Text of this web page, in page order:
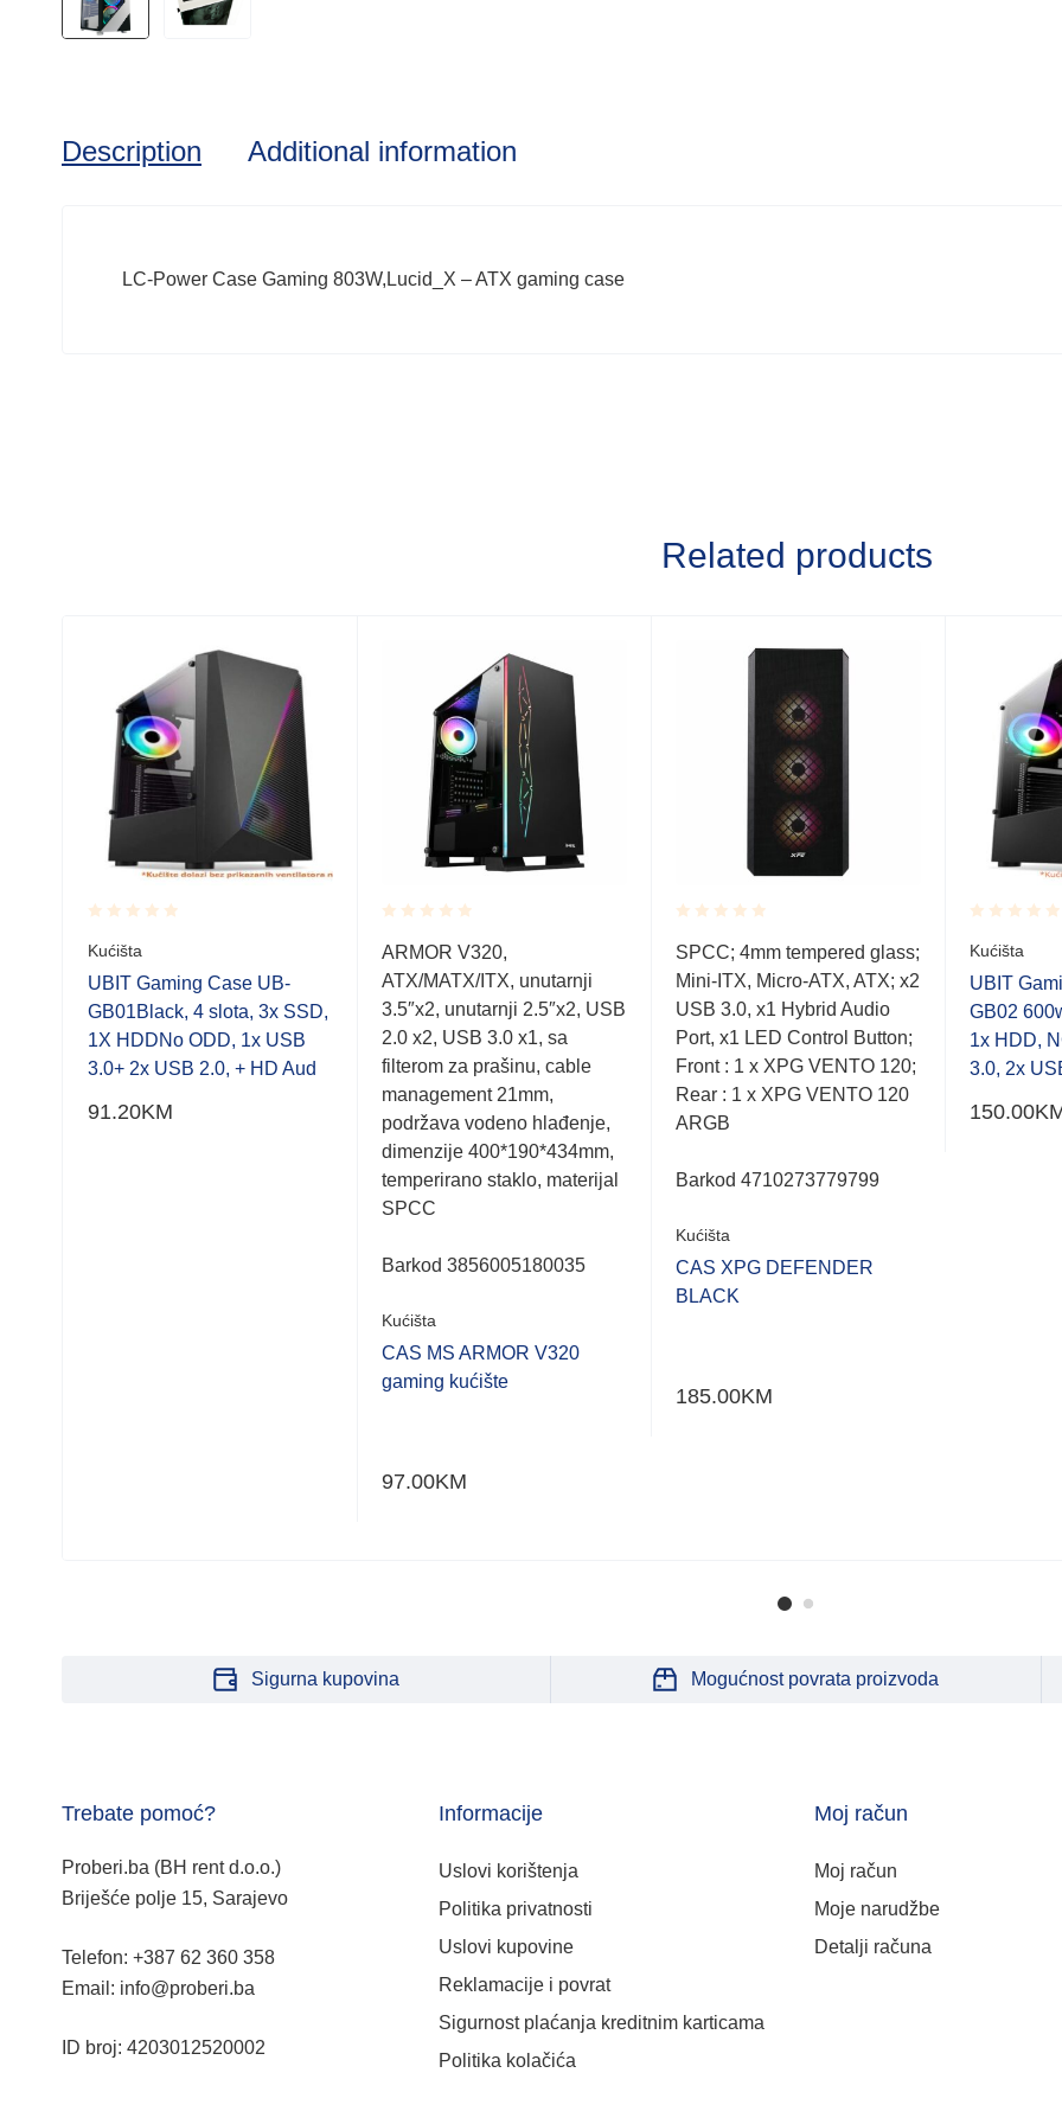
Description Additional information
LC-Power Case Gaming 803W,Lucid_X – ATX gaming case
Related products
Rated
0.001
out
of
5
Kućišta
UBIT Gaming Case UB-
GB01Black, 4 slota, 3x SSD,
1X HDDNo ODD, 1x USB
3.0+ 2x USB 2.0, + HD Aud
91.20KM
Rated
0.001
out
of
5
ARMOR V320,
ATX/MATX/ITX, unutarnji
3.5″x2, unutarnji 2.5″x2, USB
2.0 x2, USB 3.0 x1, sa
filterom za prašinu, cable
management 21mm,
podržava vodeno hlađenje,
dimenzije 400*190*434mm,
temperirano staklo, materijal
SPCC
Barkod 3856005180035
Kućišta
CAS MS ARMOR V320
gaming kućište
97.00KM
Rated
0.001
out
of
5
SPCC; 4mm tempered glass;
Mini-ITX, Micro-ATX, ATX; x2
USB 3.0, x1 Hybrid Audio
Port, x1 LED Control Button;
Front : 1 x XPG VENTO 120;
Rear : 1 x XPG VENTO 120
ARGB
Barkod 4710273779799
Kućišta
CAS XPG DEFENDER
BLACK
185.00KM
Rated
0.001
out
of
5
Kućišta
UBIT
GB02
1x HDD,
3.0, 2x
150.00
Sigurna kupovina Mogućnost povrata proizvoda
Trebate pomoć?
Proberi.ba (BH rent d.o.o.)
Briješće polje 15, Sarajevo
Telefon: +387 62 360 358
Email: info@proberi.ba
ID broj: 4203012520002
Informacije
Uslovi korištenja
Politika privatnosti
Uslovi kupovine
Reklamacije i povrat
Sigurnost plaćanja kreditnim karticama
Politika kolačića
Moj račun
Moj račun
Moje narudžbe
Detalji računa